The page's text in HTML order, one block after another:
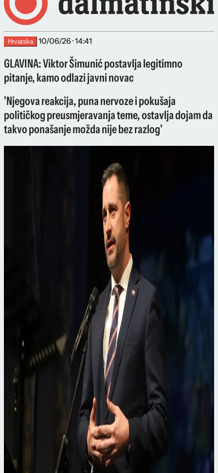
Hrvatska 10/06/26 · 14:41
GLAVINA: Viktor Šimunić postavlja legitimno
pitanje, kamo odlazi javni novac
'Njegova reakcija, puna nervoze i pokušaja
političkog preusmjeravanja teme, ostavlja dojam da
takvo ponašanje možda nije bez razlog'